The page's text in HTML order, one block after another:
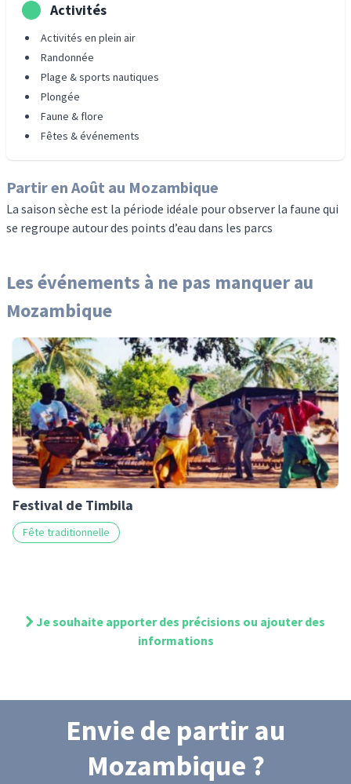
Activités
Activités en plein air
Randonnée
Plage & sports nautiques
Plongée
Faune & flore
Fêtes & événements
Partir en Août au Mozambique
La saison sèche est la période idéale pour observer la faune qui
se regroupe autour des points d’eau dans les parcs
Les événements à ne pas manquerau
Mozambique
Festival de Timbila
Fête traditionnelle
Je souhaite apporter des précisions ou ajouter des
informations
Envie de partir au
Mozambique ?